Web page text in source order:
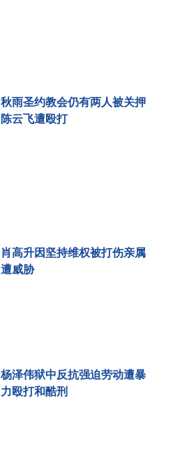
秋雨圣约教会仍有两人被关押
陈云飞遭殴打
肖高升因坚持维权被打伤亲属
遭威胁
杨泽伟狱中反抗强迫劳动遭暴
力殴打和酷刑